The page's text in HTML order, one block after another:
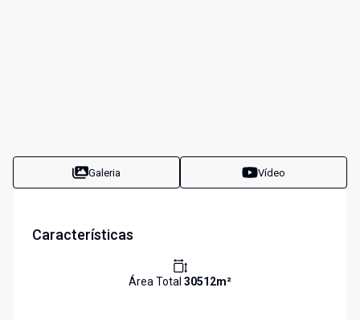
Galeria Vídeo
Características
Área Total 30512m²